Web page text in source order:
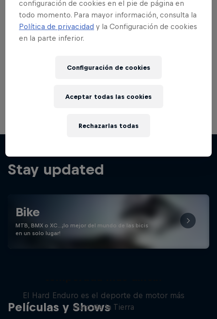
ahora tiene la suerte de poder llamarlo carrera.
tiene una
mountain
Stay updated
Bike
MTB, BMX o XC…¡lo mejor del mundo de las bicis
en un solo lugar!
Películas y Shows
El Hard Enduro es el deporte de motor más
duro de la Tierra
configuración de cookies en el pie de página en
todo momento. Para mayor información, consulta la
Política de privacidad y la Configuración de cookies
en la parte inferior.
Configuración de cookies
Rechazarlas todas
Aceptar todas las cookies